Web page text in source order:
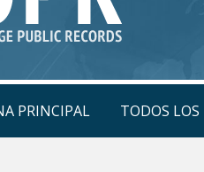
PRINCIPAL TODOS